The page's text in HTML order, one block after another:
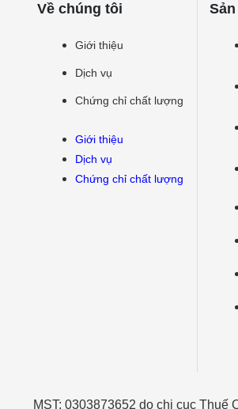
Về chúng tôi
Giới thiệu
Dịch vụ
Chứng chỉ chất lượng
Giới thiệu
Dịch vụ
Chứng chỉ chất lượng
MST: 0303873652 do chi cục Thuế